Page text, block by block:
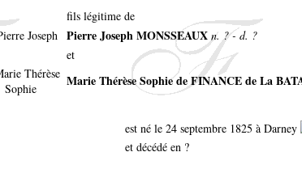
fils légitime de
Pierre Joseph MONSSEAUX n. ? - d. ?
et
Marie Thérèse Sophie de FINANCE de La
est né le 24 septembre 1825 à Darney
et décédé en ?